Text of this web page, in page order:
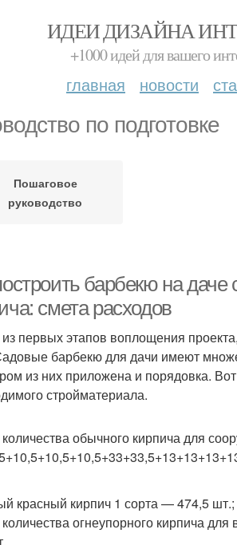
ИДЕИ ДИЗАЙНА
+1000 идей для вашего
главная новости
по подготовке
Пошаговое
руководство
барбекю на
смета расходов
первых этапов воплощения
барбекю для дачи имеют
из них приложена и порядовка.
стройматериала.
количества обычного кирпича для
красный кирпич 1 сорта — 474,5 шт.;
количества огнеупорного кирпича